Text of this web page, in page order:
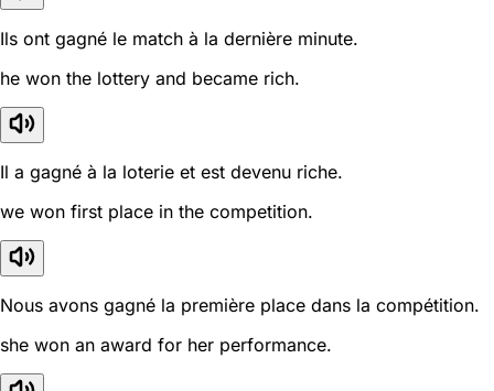
Ils ont gagné le match à la dernière minute.
he won the lottery and became rich.
Il a gagné à la loterie et est devenu riche.
we won first place in the competition.
Nous avons gagné la première place dans la compétition.
she won an award for her performance.